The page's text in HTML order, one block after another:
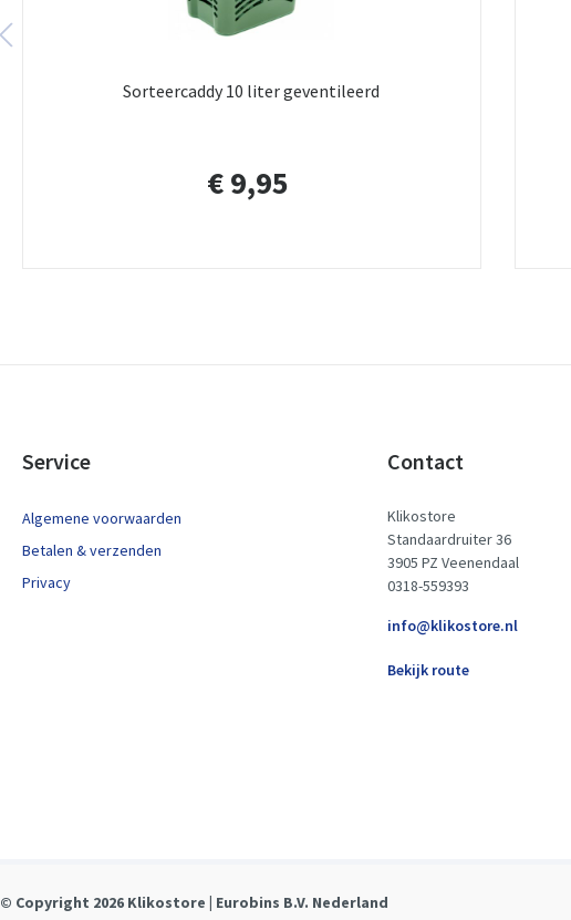
Sorteercaddy 10 liter geventileerd
€ 9,95
Service
Algemene voorwaarden
Betalen & verzenden
Privacy
Contact
Klikostore
Standaardruiter 36
3905 PZ Veenendaal
0318-559393
info@klikostore.nl
Bekijk route
© Copyright 2026 Klikostore | Eurobins B.V. Nederland